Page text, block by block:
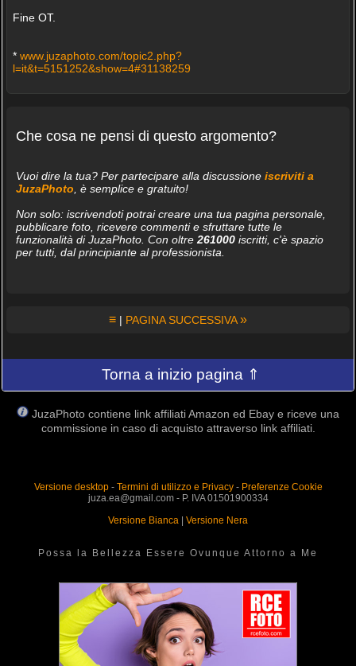
Fine OT.
* www.juzaphoto.com/topic2.php?
l=it&t=5151252&show=4#31138259
Che cosa ne pensi di questo argomento?
Vuoi dire la tua? Per partecipare alla discussione iscriviti a
JuzaPhoto, è semplice e gratuito!
Non solo: iscrivendoti potrai creare una tua pagina personale,
pubblicare foto, ricevere commenti e sfruttare tutte le
funzionalità di JuzaPhoto. Con oltre261000iscritti, c'è spazio
per tutti, dal principiante al professionista.
≡ | PAGINA SUCCESSIVA»
Torna a inizio pagina ⇑
JuzaPhoto contiene link affiliati Amazon ed Ebay e riceve una
commissione in caso di acquisto attraverso link affiliati.
Versione desktop- Termini di utilizzo e Privacy- Preferenze Cookie
juza.ea@gmail.com - P. IVA 01501900334
Versione Bianca
Versione Nera
Possa la Bellezza Essere Ovunque Attorno a Me